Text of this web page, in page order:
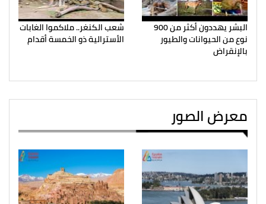
البشر يهددون أكثر من 900
نوع من الحيوانات والطيور
بالإنقراض
شعب الكنغر.. ملاكموا الغابات
الأسترالية ذو الخمسة أقدام
معرض الصور